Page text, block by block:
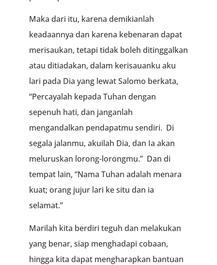
Maka dari itu, karena demikianlah
keadaannya dan karena kebenaran dapat
merisaukan, tetapi tidak boleh ditinggalkan
atau ditiadakan, dalam kerisauanku aku
lari pada Dia yang lewat Salomo berkata,
“Percayalah kepada Tuhan dengan
sepenuh hati, dan janganlah
mengandalkan pendapatmu sendiri. Di
segala jalanmu, akuilah Dia, dan Ia akan
meluruskan lorong-lorongmu.” Dan di
tempat lain, “Nama Tuhan adalah menara
kuat; orang jujur lari ke situ dan ia
selamat.”
Marilah kita berdiri teguh dan melakukan
yang benar, siap menghadapi cobaan,
hingga kita dapat mengharapkan bantuan